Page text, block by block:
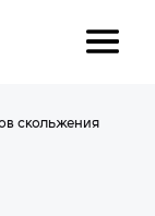
скольжения